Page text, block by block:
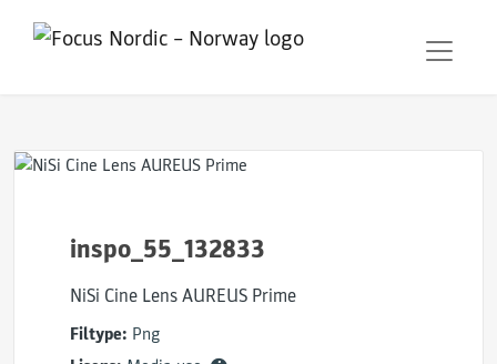
inspo_55_132833
NiSi Cine Lens AUREUS Prime
Filtype: Png